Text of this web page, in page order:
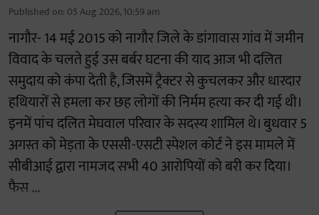
Published on: 05 Aug 2026, 10:59 am
नागौर- 14 मई 2015 को नागौर जिले के डांगावास गांव में जमीन
विवाद के चलते हुई उस बर्बर घटना की याद आज भी दलित
समुदाय को कंपा देती है, जिसमें ट्रैक्टर से कुचलकर और धारदार
हथियारों से हमला कर छह लोगों की निर्मम हत्या कर दी गई थी।
इनमें पांच दलित मेघवाल परिवार के सदस्य शामिल थे। बुधवार 5
अगस्त को मेड़ता के एससी-एसटी स्पेशल कोर्ट ने इस मामले में
सीबीआई द्वारा नामजद सभी 40 आरोपियों को बरी कर दिया।
फैस ...